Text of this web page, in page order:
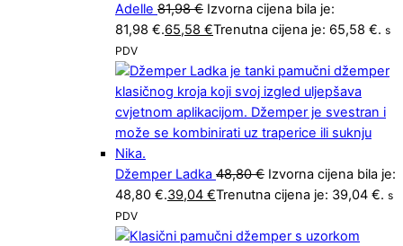
Adelle 81,98€ Izvorna cijena bila je:
81,98 €.65,58 €Trenutna cijena je: 65,58 €. s
PDV
Džemper Ladka 48,80€ Izvorna cijena bila je:
48,80 €.39,04 €Trenutna cijena je: 39,04 €. s
PDV